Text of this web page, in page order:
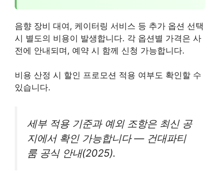
음향 장비 대여, 케이터링 서비스 등 추가 옵션 선택
시 별도의 비용이 발생합니다. 각 옵션별 가격은 사
전에 안내되며, 예약 시 함께 신청 가능합니다.
비용 산정 시 할인 프로모션 적용 여부도 확인할 수
있습니다.
세부 적용 기준과 예외 조항은 최신 공
지에서 확인 가능합니다 — 건대파티
룸 공식 안내(2025).